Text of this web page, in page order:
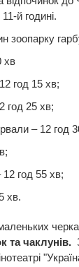
й годині.
зоопарку
хв
год 15 хв;
год 25 хв;
– 12 год
12 год 55 хв;
хв.
та чаклунів.